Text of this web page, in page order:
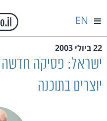
EN
22 ביולי 2003
ישראל: פסיקה חדשה
יוצרים בתוכנה